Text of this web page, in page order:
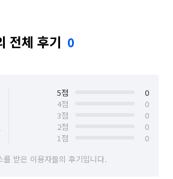
전체 후기 0
5점
0
4점
0
3점
0
2점
0
1점
0
받은 이용자들의 후기입니다.